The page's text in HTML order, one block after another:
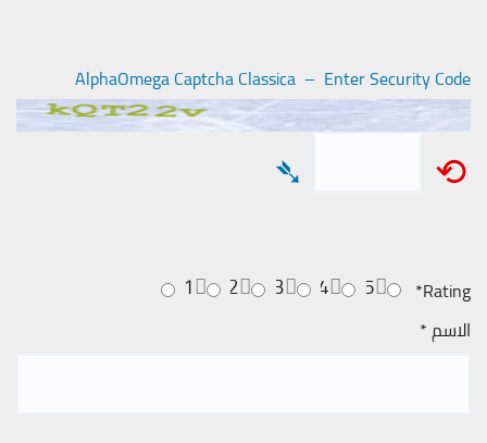
AlphaOmega Captcha Classica – Enter Security Code
⟲
➴
Rating
*
5
4
3
2
1
الاسم*